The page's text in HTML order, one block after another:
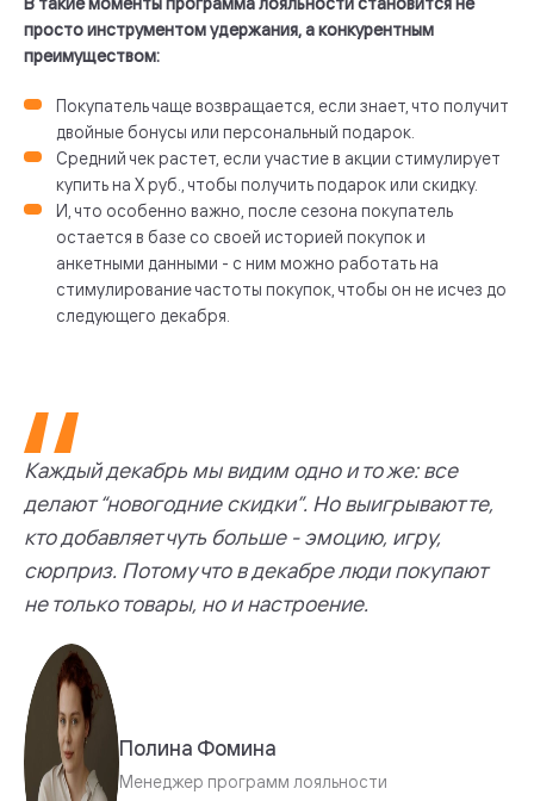
просто инструментом удержания, а конкурентным
преимуществом:
Покупатель чаще возвращается, если знает, что получит
двойные бонусы или персональный подарок.
Средний чек растет, если участие в акции стимулирует
купить на Х руб., чтобы получить подарок или скидку.
И, что особенно важно, после сезона покупатель
остается в базе со своей историей покупок и
анкетными данными - с ним можно работать на
стимулирование частоты покупок, чтобы он не исчез до
следующего декабря.
Каждый декабрь мы видим одно и то же: все
делают “новогодние скидки”. Но выигрывают те,
кто добавляет чуть больше - эмоцию, игру,
сюрприз. Потому что в декабре люди покупают
не только товары, но и настроение.
Полина Фомина
Менеджер программ лояльности